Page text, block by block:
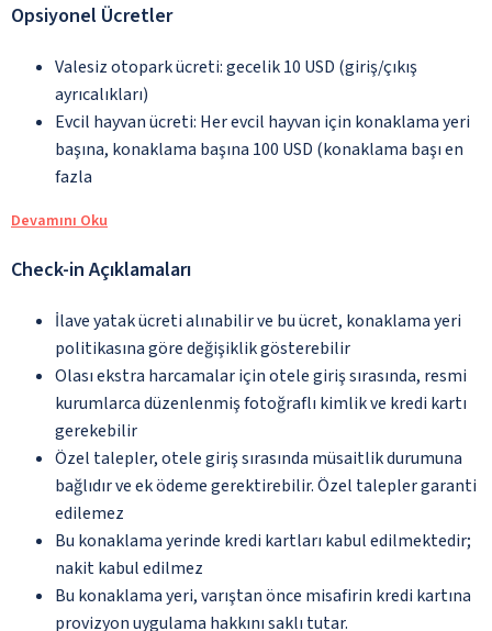
Opsiyonel Ücretler
Valesiz otopark ücreti: gecelik 10 USD (giriş/çıkış
ayrıcalıkları)
Evcil hayvan ücreti: Her evcil hayvan için konaklama yeri
başına, konaklama başına 100 USD (konaklama başı en
fazla
Devamını Oku
Check-in Açıklamaları
İlave yatak ücreti alınabilir ve bu ücret, konaklama yeri
politikasına göre değişiklik gösterebilir
Olası ekstra harcamalar için otele giriş sırasında, resmi
kurumlarca düzenlenmiş fotoğraflı kimlik ve kredi kartı
gerekebilir
Özel talepler, otele giriş sırasında müsaitlik durumuna
bağlıdır ve ek ödeme gerektirebilir. Özel talepler garanti
edilemez
Bu konaklama yerinde kredi kartları kabul edilmektedir;
nakit kabul edilmez
Bu konaklama yeri, varıştan önce misafirin kredi kartına
provizyon uygulama hakkını saklı tutar.